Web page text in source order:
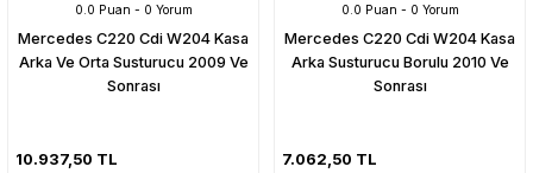
0.0 Puan - 0 Yorum
Mercedes C220 Cdi W204 Kasa
Arka Ve Orta Susturucu 2009 Ve
Sonrası
10.937,50 TL
0.0 Puan - 0 Yorum
Mercedes C220 Cdi W204 Kasa
Arka Susturucu Borulu 2010 Ve
Sonrası
7.062,50 TL